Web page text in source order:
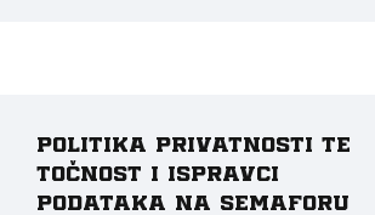
Politika privatnosti te
točnost i ispravci
podataka na Semaforu